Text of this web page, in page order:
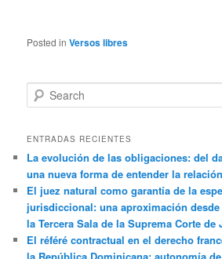
Posted in Versos libres
Search
ENTRADAS RECIENTES
La evolución de las obligaciones: del
una nueva forma de entender la
El juez natural como garantía de la
jurisdiccional: una aproximación
la Tercera Sala de la Suprema Corte de
El référé contractual en el derecho